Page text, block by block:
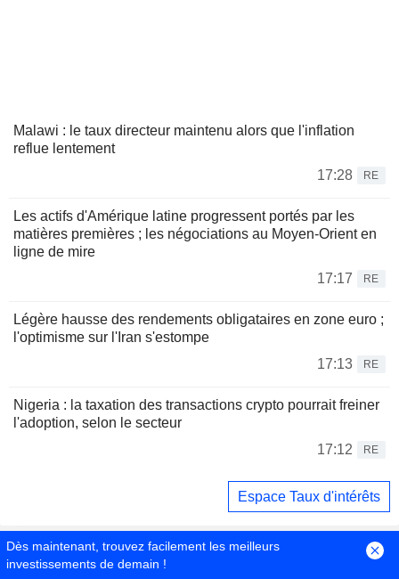
Malawi : le taux directeur maintenu alors que l'inflation
reflue lentement
17:28
RE
Les actifs d'Amérique latine progressent portés par les
matières premières ; les négociations au Moyen-Orient en
ligne de mire
17:17
RE
Légère hausse des rendements obligataires en zone euro ;
l'optimisme sur l'Iran s'estompe
17:13
RE
Nigeria : la taxation des transactions crypto pourrait freiner
l'adoption, selon le secteur
17:12
RE
Espace Taux d'intérêts
Dès maintenant, trouvez facilement les meilleurs
investissements de demain !